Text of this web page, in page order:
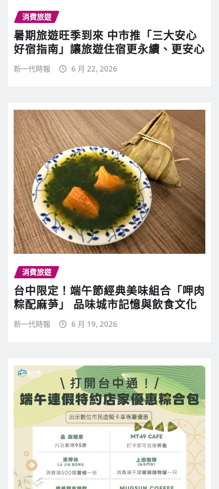
消費旅遊
暑期旅遊旺季到來 中市推「三大安心
好宿指南」讓旅遊住宿更永續、更安心
新一代時報 6 月 22, 2026
消費旅遊
台中限定！端午節經典美味組合「呷肉
粽配麻芛」 品味城市記憶與飲食文化
新一代時報 6 月 19, 2026